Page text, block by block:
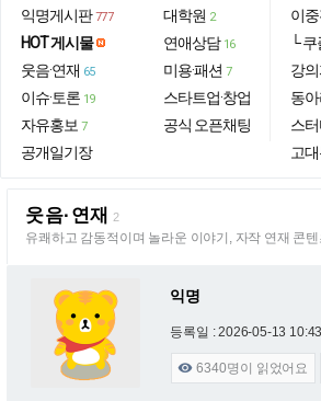
익명게시판 777
HOT 게시물
웃음·연재 65
이슈·토론 19
자유홍보 7
공개일기장
대학원 2
연애상담 16
미용·패션 7
스타트업·창업
공식 오픈채팅
이
└
강의
동
스
고
웃음·연재 2
유쾌하고 감동적이며 놀라운 이야기, 자작 연재 콘텐
익명
등록일 : 2026-05-13
 6340명이 읽었어요